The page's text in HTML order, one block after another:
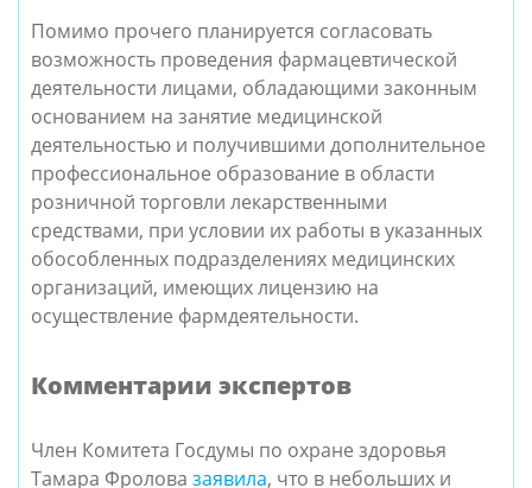
Помимо прочего планируется согласовать
возможность проведения фармацевтической
деятельности лицами, обладающими законным
основанием на занятие медицинской
деятельностью и получившими дополнительное
профессиональное образование в области
розничной торговли лекарственными
средствами, при условии их работы в указанных
обособленных подразделениях медицинских
организаций, имеющих лицензию на
осуществление фармдеятельности.
Комментарии экспертов
Член Комитета Госдумы по охране здоровья
Тамара Фролова заявила, что в небольших и